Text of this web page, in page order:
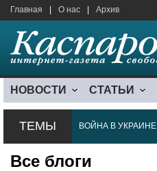
Главная О нас Архив
НОВОСТИ СТАТЬИ
ТЕМЫ ВОЙНА В УКРАИНЕ
Все блоги